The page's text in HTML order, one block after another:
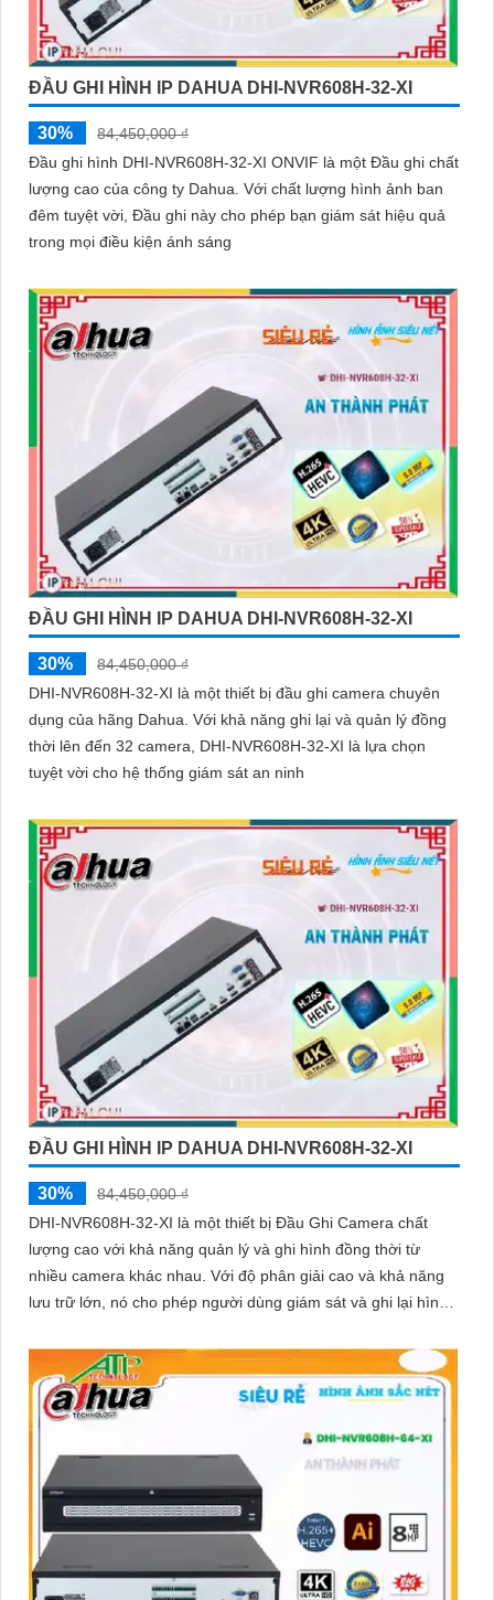
ĐẦU GHI HÌNH IP DAHUA DHI-NVR608H-32-XI
30%
84,450,000 ₫
Đầu ghi hình DHI-NVR608H-32-XI ONVIF là một Đầu ghi chất
lượng cao của công ty Dahua. Với chất lượng hình ảnh ban
đêm tuyệt vời, Đầu ghi này cho phép bạn giám sát hiệu quả
trong mọi điều kiện ánh sáng
ĐẦU GHI HÌNH IP DAHUA DHI-NVR608H-32-XI
30%
84,450,000 ₫
DHI-NVR608H-32-XI là một thiết bị đầu ghi camera chuyên
dụng của hãng Dahua. Với khả năng ghi lại và quản lý đồng
thời lên đến 32 camera, DHI-NVR608H-32-XI là lựa chọn
tuyệt vời cho hệ thống giám sát an ninh
ĐẦU GHI HÌNH IP DAHUA DHI-NVR608H-32-XI
30%
84,450,000 ₫
DHI-NVR608H-32-XI là một thiết bị Đầu Ghi Camera chất
lượng cao với khả năng quản lý và ghi hình đồng thời từ
nhiều camera khác nhau. Với độ phân giải cao và khả năng
lưu trữ lớn, nó cho phép người dùng giám sát và ghi lại hình